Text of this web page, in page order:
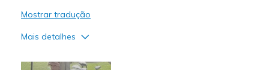
Mostrar tradução
Mais detalhes